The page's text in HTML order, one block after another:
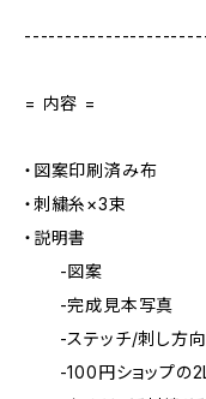
= 内容 =
・図案印刷済み布
・刺繍糸×3束
・説明書
-図案
-完成見本写真
-ステッチ/刺し方向
-100円ショップの2L